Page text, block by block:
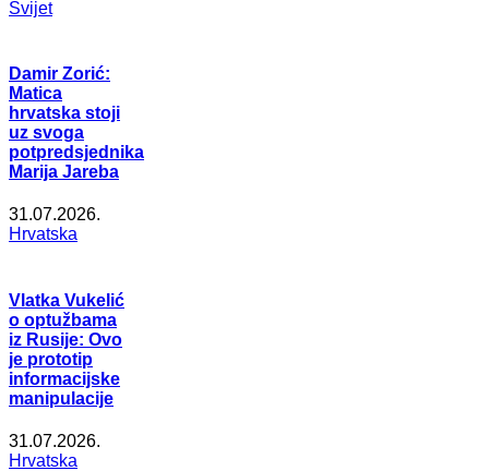
Svijet
Damir Zorić:
Matica
hrvatska stoji
uz svoga
potpredsjednika
Marija Jareba
31.07.2026.
Hrvatska
Vlatka Vukelić
o optužbama
iz Rusije: Ovo
je prototip
informacijske
manipulacije
31.07.2026.
Hrvatska